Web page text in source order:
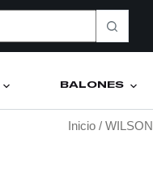
BALONES
Inicio/ WILSON